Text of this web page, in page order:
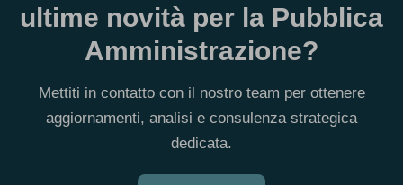
ultime novità per la Pubblica
Amministrazione?
Mettiti in contatto con il nostro team per ottenere
aggiornamenti, analisi e consulenza strategica
dedicata.